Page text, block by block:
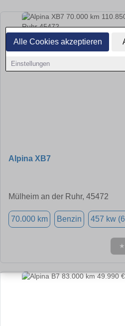
Alle Cookies akzeptieren
Einstellungen
Alpina XB7
Mülheim an der Ruhr, 45472
70.000 km Benzin 457 kw
★